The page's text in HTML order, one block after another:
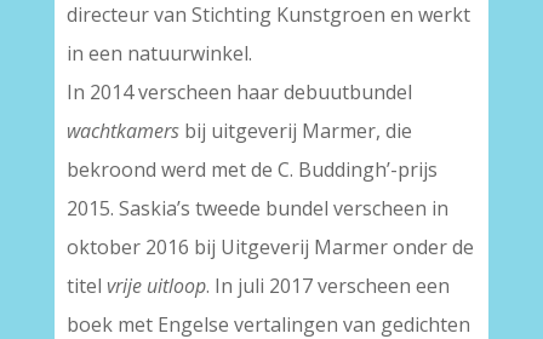
directeur van Stichting Kunstgroen en werkt
in een natuurwinkel.
In 2014 verscheen haar debuutbundel
wachtkamersbij uitgeverij Marmer, die
bekroond werd met de C. Buddingh’-prijs
2015. Saskia’s tweede bundel verscheen in
oktober 2016 bij Uitgeverij Marmer onder de
titel vrije uitloop. In juli 2017 verscheen een
boek met Engelse vertalingen van gedichten